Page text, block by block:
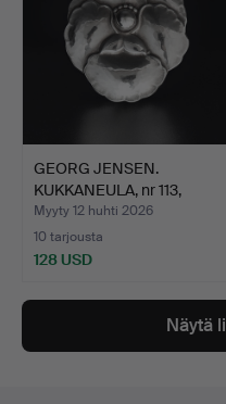
GEORG JENSEN.
KUKKANEULA, nr 113,
hopeaa, …
Myyty 12 huhti 2026
10 tarjousta
128 USD
Näytä